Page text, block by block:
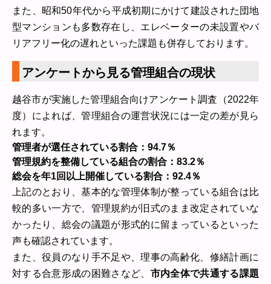
また、昭和50年代から平成初期にかけて建設された団地
型マンションも多数存在し、エレベーターの未設置やバ
リアフリー化の遅れといった課題も併存しております。
アンケートから見る管理組合の現状
越谷市が実施した管理組合向けアンケート調査（2022年
度）によれば、管理組合の運営状況には一定の差が見ら
れます。
管理者が選任されている割合：94.7％
管理規約を整備している組合の割合：83.2％
総会を年1回以上開催している割合：92.4％
上記のとおり、基本的な管理体制が整っている組合は比
較的多い一方で、管理規約が旧式のまま改定されていな
かったり、総会の議題が形式的に留まっているといった
声も確認されています。
また、役員のなり手不足や、理事の高齢化、修繕計画に
対する合意形成の困難さなど、 市内全体で共通する課題